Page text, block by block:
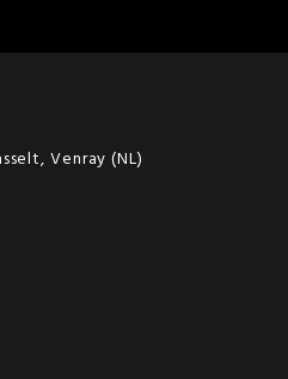
Venray (NL)